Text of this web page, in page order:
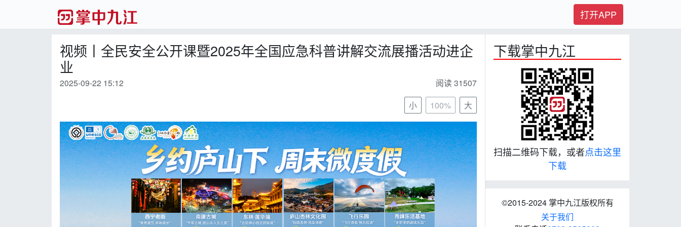
打开APP
视频丨全民安全公开课暨2025年全国应急科普讲解交流展播活动进企
业
2025-09-22 15:12
阅读 31507
小
100% 大
下载掌中九江
扫描二维码下载，或者点击这里
下载
©2015-2024 掌中九江版权所有
关于我们